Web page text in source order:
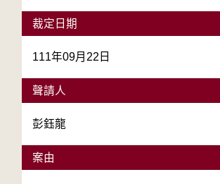
裁定日期
111年09月22日
聲請人
彭鈺龍
案由